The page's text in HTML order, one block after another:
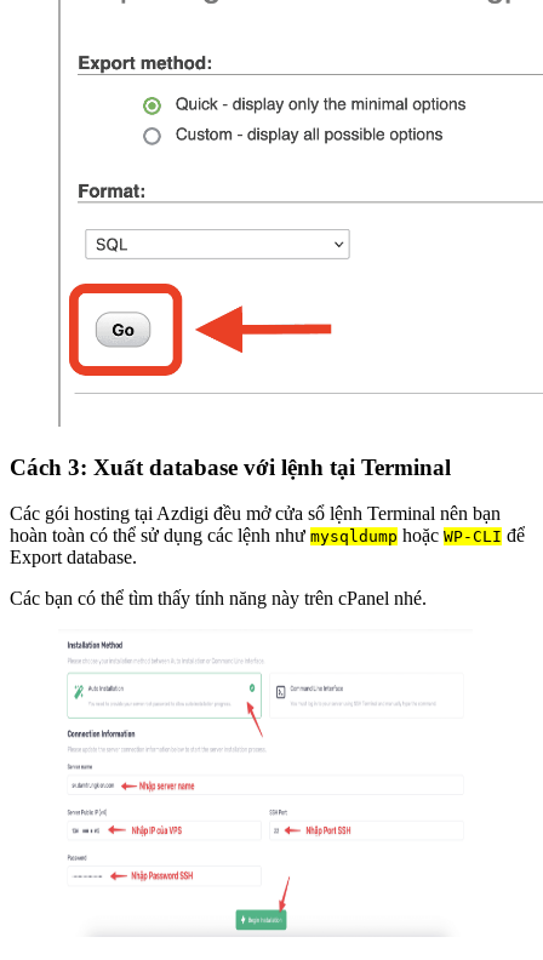
Cách 3: Xuất database với lệnh tại Terminal
Các gói hosting tại Azdigi đều mở cửa sổ lệnh Terminal nên bạn
hoàn toàn có thể sử dụng các lệnh như mysqldump hoặc WP-CLI để
Export database.
Các bạn có thể tìm thấy tính năng này trên cPanel nhé.